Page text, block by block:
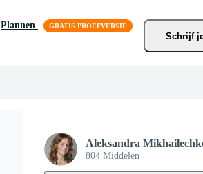
Plannen
Schrijf
Aleksandra
804 Middelen